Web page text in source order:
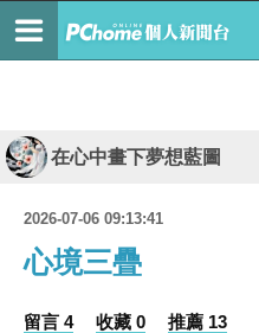
在心中畫下夢想藍圖
2026-07-06 09:13:41
心境三疊
留言 4 收藏 0 推薦 13